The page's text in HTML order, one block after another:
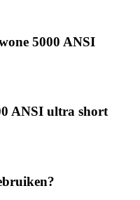
5000 ANSI
ANSI ultra short